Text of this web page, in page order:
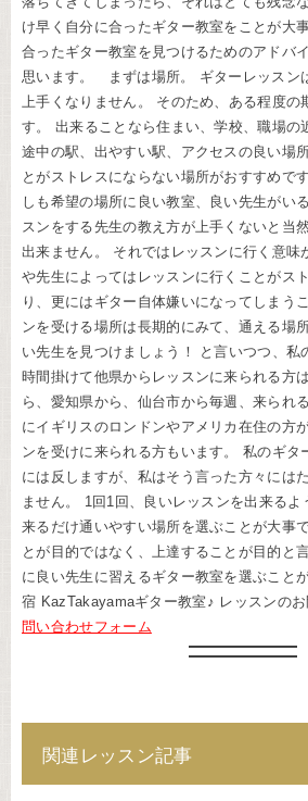
け早く自分に合ったギター教室をことが大
合ったギター教室を見つけるためのアドバ
思います。 まずは場所。 ギターレッスン
上手くなりません。 そのため、ある程度の
す。 出来ることなら住まい、学校、職場の
途中の駅、出やすい駅、アクセスの良い場
とがストレスにならない場所がおすすめで
しも希望の場所に良い教室、良い先生がい
スンをする先生の教え方が上手くないと当
出来ません。 それではレッスンに行く意味
や先生によってはレッスンに行くことがス
り、更にはギター自体嫌いになってしまう
ンを受ける場所は長期的にみて、通える場
い先生を見つけましょう！ と言いつつ、私
時間掛けて他県からレッスンに来られる方
ら、愛知県から、仙台市から毎週、来られ
にイギリスのロンドンやアメリカ在住の方
ンを受けに来られる方もいます。 私のギタ
には反しますが、私はそう言った方々には
ません。 1回1回、良いレッスンを出来るよ
来るだけ通いやすい場所を選ぶことが大事
とが目的ではなく、上達することが目的と
に良い先生に習えるギター教室を選ぶこ
宿 KazTakayamaギター教室♪ レッスンの
問い合わせフォーム
関連レッスン記事